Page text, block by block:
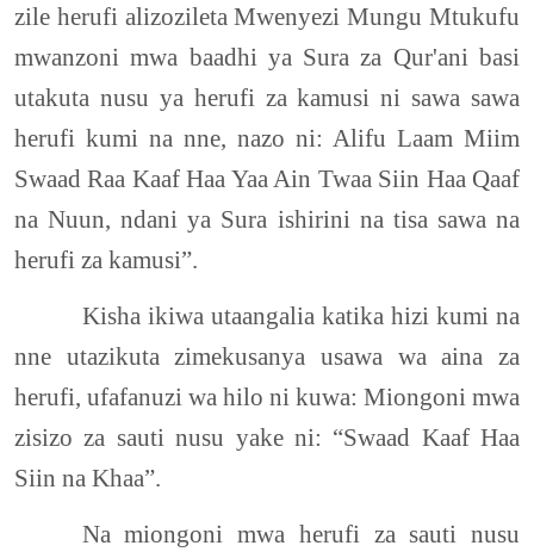
zile herufi alizozileta Mwenyezi Mungu Mtukufu
mwanzoni mwa baadhi ya Sura za Qur'ani basi
utakuta nusu ya herufi za kamusi ni sawa sawa
herufi kumi na nne, nazo ni: Alifu Laam Miim
Swaad Raa Kaaf Haa Yaa Ain Twaa Siin Haa Qaaf
na Nuun, ndani ya Sura ishirini na tisa sawa na
herufi za kamusi”.
Kisha ikiwa utaangalia katika hizi kumi na
nne utazikuta zimekusanya usawa wa aina za
herufi, ufafanuzi wa hilo ni kuwa: Miongoni mwa
zisizo za sauti nusu yake ni: “Swaad Kaaf Haa
Siin na Khaa”.
Na miongoni mwa herufi za sauti nusu